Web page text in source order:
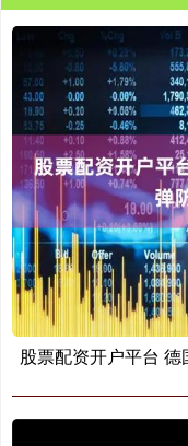
股票配资开户平台 德